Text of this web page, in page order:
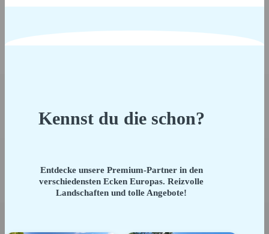
Kennst du die schon?
Entdecke unsere Premium-Partner in den
verschiedensten Ecken Europas. Reizvolle
Landschaften und tolle Angebote!